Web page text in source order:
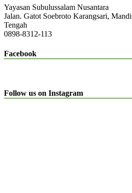
Yayasan Subulussalam Nusantara
Jalan. Gatot Soebroto Karangsari,
Tengah
0898-8312-113
Facebook
Follow us on Instagram